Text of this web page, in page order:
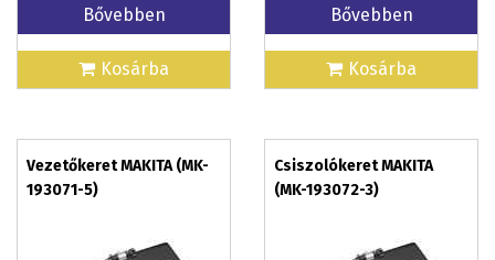
Bővebben
Kosárba
Bővebben
Kosárba
Vezetőkeret MAKITA (MK-
193071-5)
Csiszolókeret MAKITA
(MK-193072-3)